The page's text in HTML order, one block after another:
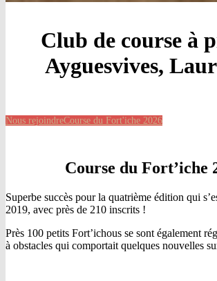
Club de course à
Ayguesvives,
Nous rejoindreCourse du Fort'iche 2026
Course du Fort’iche
Superbe succès pour la quatrième édition qui
2019, avec près de 210 inscrits !
Près 100 petits Fort’ichous se sont également
à obstacles qui comportait quelques nouvelles